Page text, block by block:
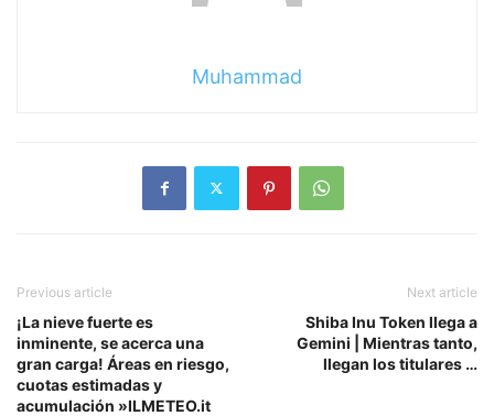
Muhammad
Previous article
¡La nieve fuerte es
inminente, se acerca una
gran carga! Áreas en riesgo,
cuotas estimadas y
acumulación »ILMETEO.it
Next article
Shiba Inu Token llega a
Gemini | Mientras tanto,
llegan los titulares …